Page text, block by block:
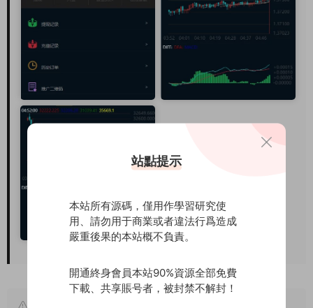
站點提示
本站所有源碼，僅用作學習研究使
用、請勿用于商業或者違法行爲造成
嚴重後果的本站概不負責。
開通終身會員本站90%資源全部免費
下載、共享賬号者，被封禁不解封！